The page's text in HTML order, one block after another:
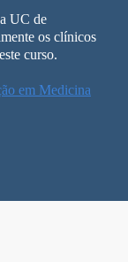
UC de
os clínicos
curso.
em Medicina